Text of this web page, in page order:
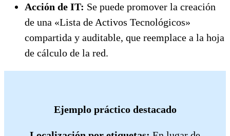
Acción de IT: Se puede promover la creación
de una «Lista de Activos Tecnológicos»
compartida y auditable, que reemplace a la hoja
de cálculo de la red.
Ejemplo práctico destacado